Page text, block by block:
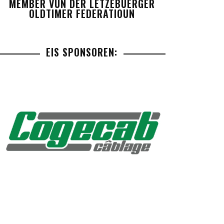
MEMBER VUN DER LETZEBUERGER
OLDTIMER FEDERATIOUN
EIS SPONSOREN: